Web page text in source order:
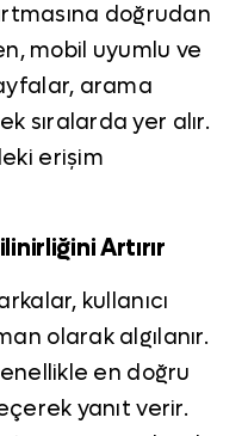
doğrudan
mobil uyumlu ve
arama
sıralarda yer alır.
erişim
Artırır
kullanıcı
olarak algılanır.
en doğru
yanıt verir.